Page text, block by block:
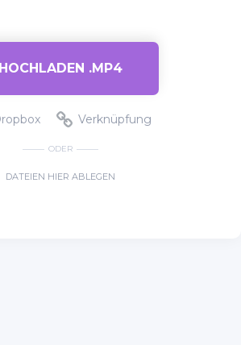
HOCHLADEN .MP4
Verknüpfung
ODER
DATEIEN HIER ABLEGEN